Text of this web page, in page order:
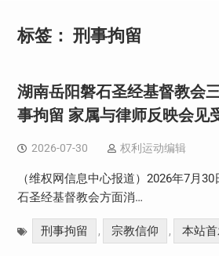
标签： 刑事拘留
湖南岳阳磐石圣经基督教会
事拘留 家属与律师反映会见
2026-07-30 权利运动编辑
（维权网信息中心报道）2026年7月
石圣经基督教会方面消…
刑事拘留 , 宗教信仰 , 本站